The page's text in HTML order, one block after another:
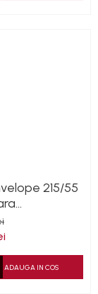
215/55
6mm cu
ADAUGA IN COS